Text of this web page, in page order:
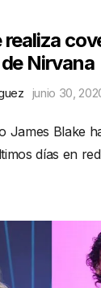
realiza
Nirvana
junio 30,
James Blake
días en